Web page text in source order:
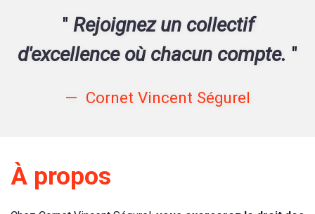
" Rejoignez un collectif
d'excellence où chacun compte. "
Cornet Vincent Ségurel
À propos